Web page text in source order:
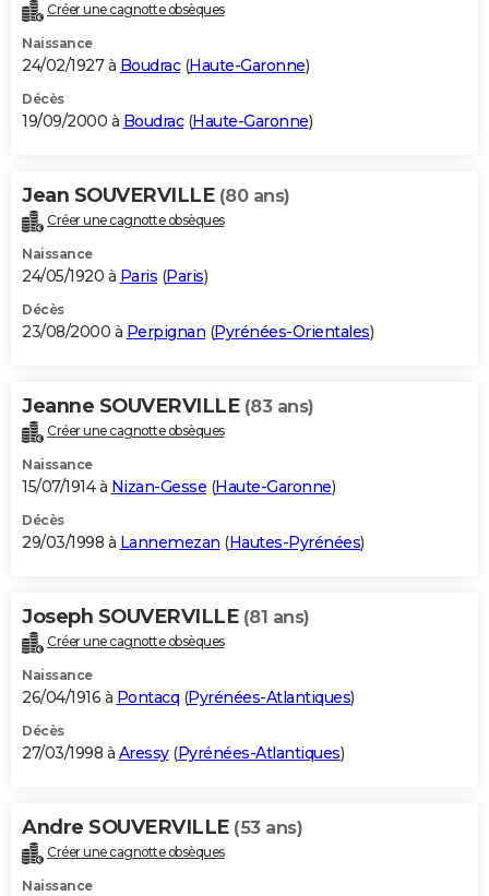
Créer une cagnotte obsèques
Naissance
24/02/1927 à Boudrac(Haute-Garonne)
Décès
19/09/2000 à Boudrac(Haute-Garonne)
Jean SOUVERVILLE (80 ans)
Créer une cagnotte obsèques
Naissance
24/05/1920 à Paris (Paris)
Décès
23/08/2000 à Perpignan (Pyrénées-Orientales)
Jeanne SOUVERVILLE (83 ans)
Créer une cagnotte obsèques
Naissance
15/07/1914 à Nizan-Gesse (Haute-Garonne)
Décès
29/03/1998 à Lannemezan (Hautes-Pyrénées)
Joseph SOUVERVILLE (81 ans)
Créer une cagnotte obsèques
Naissance
26/04/1916 à Pontacq (Pyrénées-Atlantiques)
Décès
27/03/1998 à Aressy(Pyrénées-Atlantiques)
Andre SOUVERVILLE (53 ans)
Créer une cagnotte obsèques
Naissance